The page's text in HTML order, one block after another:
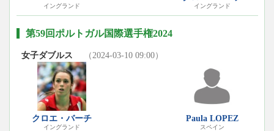
イングランド イングランド
第59回ポルトガル国際選手権2024
女子ダブルス （2024-03-10 09:00）
クロエ・バーチ
イングランド
Paula LOPEZ
スペイン